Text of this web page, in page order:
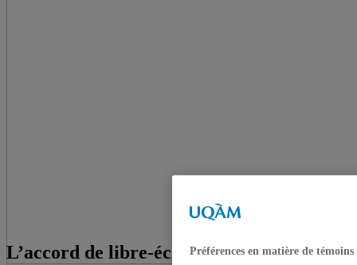
L’accord de libre-échange États-Préférences en matière de témoins